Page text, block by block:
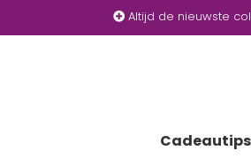
Altijd de nieuwste
Cadeautips